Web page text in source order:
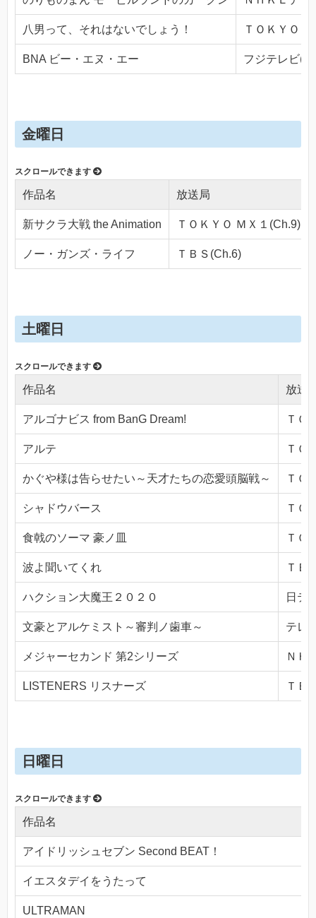
八男って、それはないでしょう！ ＴＯＫＹＯ
BNA ビー・エヌ・エー フジテレビ
金曜日
作品名 放送局
新サクラ大戦 the Animation ＴＯＫＹＯ ＭＸ１(Ch.9)
ノー・ガンズ・ライフ ＴＢＳ(Ch.6)
土曜日
作品名 放送
アルゴナビス from BanG Dream! ＴＯ
アルテ ＴＯ
かぐや様は告らせたい～天才たちの恋愛頭脳戦～ ＴＯ
シャドウバース ＴＯ
食戟のソーマ 豪ノ皿 ＴＯ
波よ聞いてくれ ＴＢ
ハクション大魔王２０２０ 日テ
文豪とアルケミスト～審判ノ歯車～ テレ
メジャーセカンド 第2シリーズ ＮＨ
LISTENERS リスナーズ ＴＢ
日曜日
作品名
アイドリッシュセブン Second BEAT！
イエスタデイをうたって
ULTRAMAN